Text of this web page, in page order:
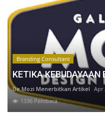
Branding Consultant
KETIKA KEBUDAYAAN
De Mozi Menerbitkan Artikel Apr
1336 Pembaca